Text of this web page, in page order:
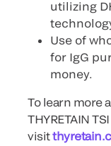
utilizing
Use of
for IgG
money.
To learn more
THYRETAIN
visit